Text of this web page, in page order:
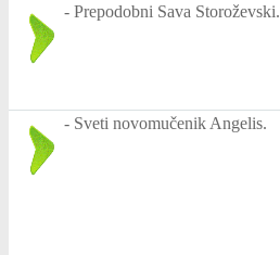
- Prepodobni Sava Storoževski.
- Sveti novomučenik Angelis.